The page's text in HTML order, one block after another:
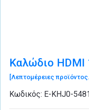
Καλώδιο HDMI
[Λεπτομέρειες
Κωδικός: Ε-ΚΗJ0-5481